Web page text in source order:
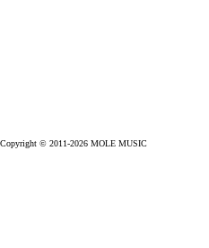
Copyright © 2011-2026 MOLE MUSIC